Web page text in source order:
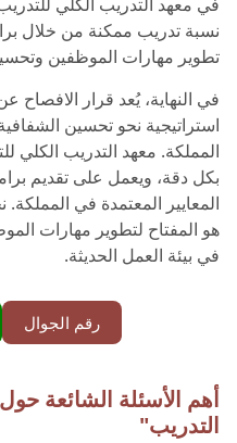
نسبة تدريب ممكنة من خلال
تطوير مهارات الموظفين
في النهاية، يُعد قرار الافصاح
استراتيجية نحو تحسين
المملكة. معهد التدريب الكلي
بكل دقة، ويعمل على تقديم
المعايير المعتمدة في
هو المفتاح لتطوير مهارات
في بيئة العمل الحديثة.
رقم الجوال
أهم الأسئلة الشائعة
التدريب"